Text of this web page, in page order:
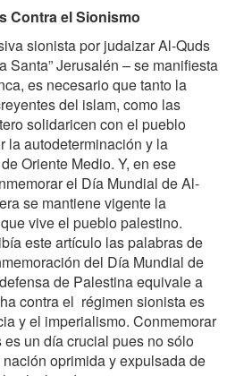
Contra el Sionismo
sionista por judaizar Al-Quds
Santa” Jerusalén – se manifiesta
es necesario que tanto la
del islam, como las
solidaricen con el pueblo
la autodeterminación y la
Oriente Medio. Y, en ese
el Día Mundial de Al-
se mantiene vigente la
vive el pueblo palestino.
este artículo las palabras de
del Día Mundial de
de Palestina equivale a
contra el régimen sionista es
y el imperialismo. Conmemorar
un día crucial pues no sólo
oprimida y expulsada de